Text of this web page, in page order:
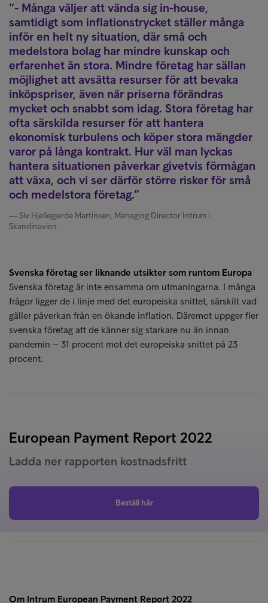
- Många väljer att vända sig in-house,
samtidigt som inflationstrycket ställer många
inför en helt ny situation, där små och
medelstora bolag har mindre kunskap och
erfarenhet än stora. Mindre företag har sällan
möjlighet att avsätta resurser för att bevaka
inköpspriser, även när priserna förändras
mycket och snabbt som idag. Stora företag har
ofta särskilda resurser för att hantera
ekonomisk turbulens och köper stora mängder
varor på långa kontrakt. Hur väl man lyckas
hantera situationen påverkar givetvis förmågan
att växa, och vi ser därför större risker för små
och medelstora företag.
Siv Hjellegjerde Martinsen, Managing Director Intrum i
Skandinavien
Svenska företag ser liknande utsikter som runtom Europa
Svenska företag är inte ensamma om utmaningarna. I många
frågor ligger de i linje med det europeiska snittet, särskilt vad
gäller påverkan från en ökande inflation. Däremot uppger fler
svenska företag att de känner sig starkare nu än innan
pandemin – 31 procent mot det europeiska snittet på 23
procent.
European Payment Report 2022
Ladda ner rapporten kostnadsfritt
Beställ här
Om Intrum European Payment Report 2022